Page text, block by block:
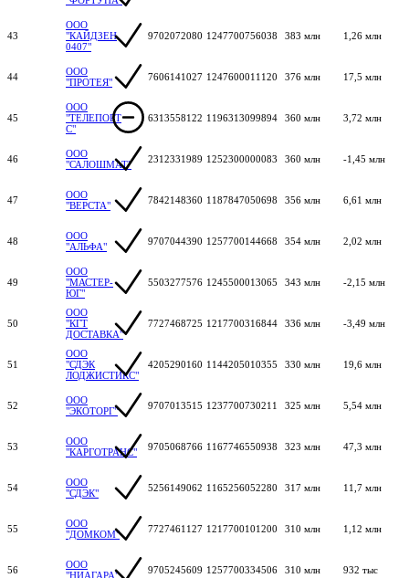
43
ООО
"КАЙДЗЕН
0407"
9702072080 1247700756038 383 млн 1,26 млн
44
ООО
"ПРОТЕЯ"
7606141027 1247600011120 376 млн 17,5 млн
45
ООО
"ТЕЛЕПОРТ
С"
6313558122 1196313099894 360 млн 3,72 млн
46
ООО
"САЛОШМАТ"
2312331989 1252300000083 360 млн -1,45 млн
47
ООО
"ВЕРСТА"
7842148360 1187847050698 356 млн 6,61 млн
48
ООО
"АЛЬФА"
9707044390 1257700144668 354 млн 2,02 млн
49
ООО
"МАСТЕР-
ЮГ"
5503277576 1245500013065 343 млн -2,15 млн
50
ООО
"КГТ
ДОСТАВКА"
7727468725 1217700316844 336 млн -3,49 млн
51
ООО
"СДЭК
ЛОДЖИСТИКС"
4205290160 1144205010355 330 млн 19,6 млн
52
ООО
"ЭКОТОРГ"
9707013515 1237700730211 325 млн 5,54 млн
53
ООО
"КАРГОТРАНС"
9705068766 1167746550938 323 млн 47,3 млн
54
ООО
"СДЭК"
5256149062 1165256052280 317 млн 11,7 млн
55
ООО
"ДОМКОМ"
7727461127 1217700101200 310 млн 1,12 млн
56
ООО
"НИАГАРА"
9705245609 1257700334506 310 млн 932 тыс